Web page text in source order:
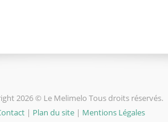
2026 © Le Melimelo Tous droits réservés.
| Plan du site | Mentions Légales